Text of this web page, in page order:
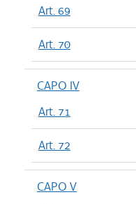
Art. 69
Art. 70
CAPO IV
Art. 71
Art. 72
CAPO V